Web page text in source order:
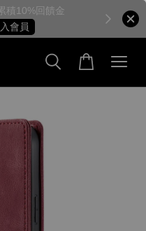
積10%回饋金
會員